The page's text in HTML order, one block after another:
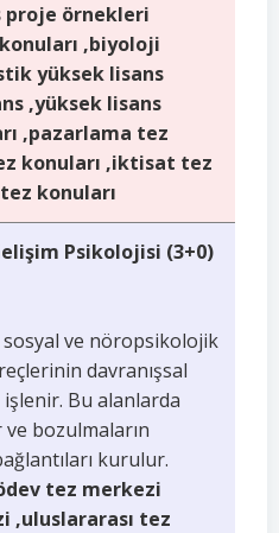
proje örnekleri
,biyoloji
yüksek lisans
,yüksek lisans
,pazarlama tez
konuları ,iktisat tez
konuları
Psikolojisi (3+0)
sosyal ve nöropsikolojik
davranışsal
Bu alanlarda
bozulmaların
kurulur.
tez merkezi
,uluslararası tez